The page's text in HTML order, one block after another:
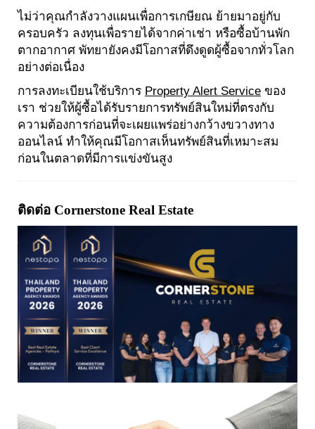
ไม่ว่าคุณกำลังวางแผนเพื่อการเกษียณ ย้ายมาอยู่กับ
ครอบครัว ลงทุนเพื่อรายได้จากค่าเช่า หรือซื้อบ้านพัก
ตากอากาศ พัทยายังคงมีโอกาสที่ดึงดูดผู้ซื้อจากทั่วโลก
อย่างต่อเนื่อง
การลงทะเบียนใช้บริการ Property Alert Service ของ
เรา ช่วยให้ผู้ซื้อได้รับรายการทรัพย์สินใหม่ที่ตรงกับ
ความต้องการก่อนที่จะเผยแพร่อย่างกว้างขวางทาง
ออนไลน์ ทำให้คุณมีโอกาสเห็นทรัพย์สินที่เหมาะสม
ก่อนในตลาดที่มีการแข่งขันสูง
ติดต่อ Cornerstone Real Estate